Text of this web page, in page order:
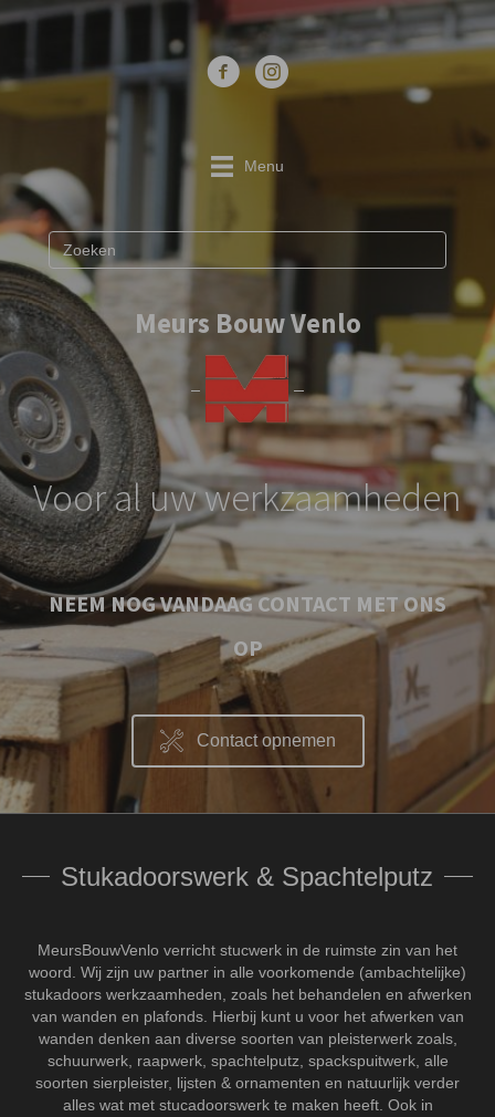
Menu
Meurs Bouw Venlo
Voor al uw werkzaamheden
NEEM NOG VANDAAG CONTACT MET ONS
OP
Contact opnemen
Stukadoorswerk & Spachtelputz
MeursBouwVenlo verricht stucwerk in de ruimste zin van het
woord. Wij zijn uw partner in alle voorkomende (ambachtelijke)
stukadoors werkzaamheden, zoals het behandelen en afwerken
van wanden en plafonds. Hierbij kunt u voor het afwerken van
wanden denken aan diverse soorten van pleisterwerk zoals,
schuurwerk, raapwerk, spachtelputz, spackspuitwerk, alle
soorten sierpleister, lijsten & ornamenten en natuurlijk verder
alles wat met stucadoorswerk te maken heeft. Ook in